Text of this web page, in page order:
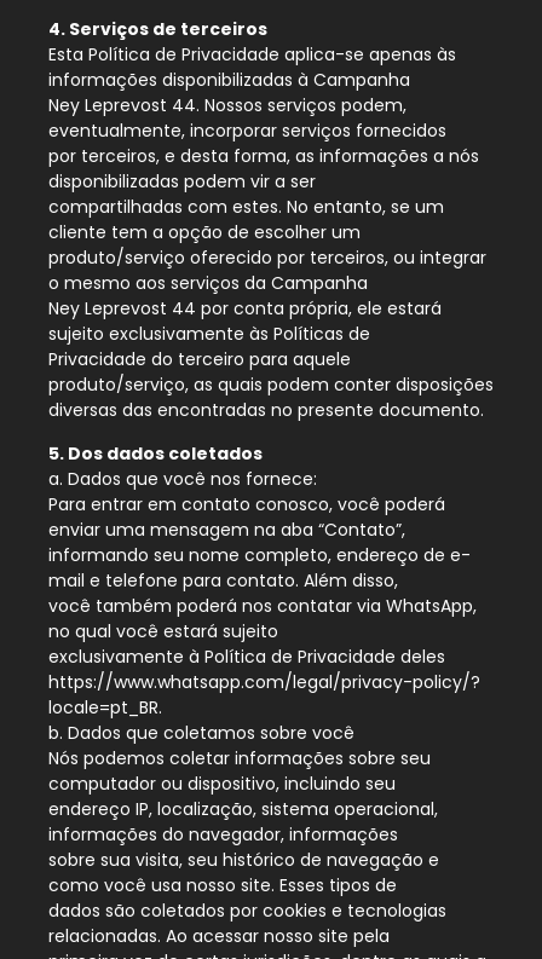
4. Serviços de terceiros
Esta Política de Privacidade aplica-se apenas às
informações disponibilizadas à Campanha
Ney Leprevost 44. Nossos serviços podem,
eventualmente, incorporar serviços fornecidos
por terceiros, e desta forma, as informações a nós
disponibilizadas podem vir a ser
compartilhadas com estes. No entanto, se um
cliente tem a opção de escolher um
produto/serviço oferecido por terceiros, ou integrar
o mesmo aos serviços da Campanha
Ney Leprevost 44 por conta própria, ele estará
sujeito exclusivamente às Políticas de
Privacidade do terceiro para aquele
produto/serviço, as quais podem conter disposições
diversas das encontradas no presente documento.
5. Dos dados coletados
a. Dados que você nos fornece:
Para entrar em contato conosco, você poderá
enviar uma mensagem na aba “Contato”,
informando seu nome completo, endereço de e-
mail e telefone para contato. Além disso,
você também poderá nos contatar via WhatsApp,
no qual você estará sujeito
exclusivamente à Política de Privacidade deles
https://www.whatsapp.com/legal/privacy-policy/?
locale=pt_BR.
b. Dados que coletamos sobre você
Nós podemos coletar informações sobre seu
computador ou dispositivo, incluindo seu
endereço IP, localização, sistema operacional,
informações do navegador, informações
sobre sua visita, seu histórico de navegação e
como você usa nosso site. Esses tipos de
dados são coletados por cookies e tecnologias
relacionadas. Ao acessar nosso site pela